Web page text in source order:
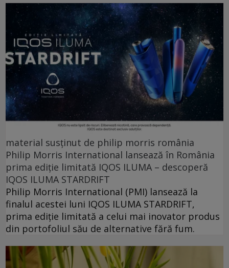
material susținut de philip morris românia
Philip Morris International lansează în România
prima ediție limitată IQOS ILUMA – descoperă
IQOS ILUMA STARDRIFT
Philip Morris International (PMI) lansează la
finalul acestei luni IQOS ILUMA STARDRIFT,
prima ediție limitată a celui mai inovator produs
din portofoliul său de alternative fără fum.